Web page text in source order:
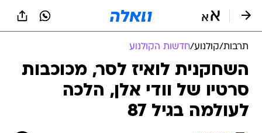
תרבות/קולנוע/חדשות הקולנוע
השחקנית לואיז לסר, מכוכבות
סרטיו של וודי אלן, הלכה
לעולמה בגיל 87